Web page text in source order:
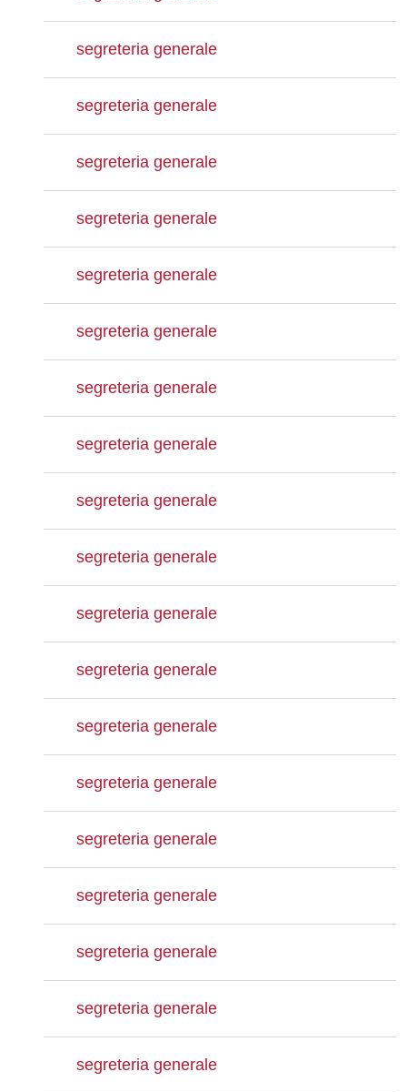
segreteria generale
segreteria generale
segreteria generale
segreteria generale
segreteria generale
segreteria generale
segreteria generale
segreteria generale
segreteria generale
segreteria generale
segreteria generale
segreteria generale
segreteria generale
segreteria generale
segreteria generale
segreteria generale
segreteria generale
segreteria generale
segreteria generale